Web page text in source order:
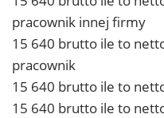
pracownik innej firmy
15 640 brutto ile to
pracownik
15 640 brutto ile to
15 640 brutto ile to